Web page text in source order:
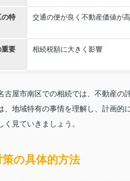
の特
交通の便が良く不動産価値が
重要
相続税額に大きく影響
古屋市南区での相続では、不動産
、地域特有の事情を理解し、計画的
く見ていきましょう。
の具体的方法